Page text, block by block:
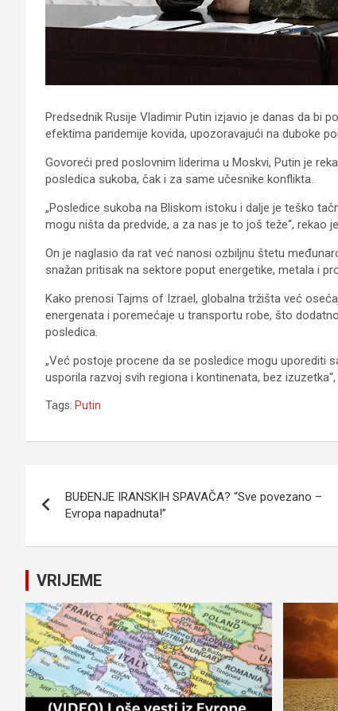
Predsednik Rusije Vladimir Putin izjavio je danas da bi
efektima pandemije kovida, upozoravajući na duboke
Govoreći pred poslovnim liderima u Moskvi, Putin je
posledica sukoba, čak i za same učesnike konflikta.
„Posledice sukoba na Bliskom istoku i dalje je teško
mogu ništa da predvide, a za nas je to još teže“, rekao
On je naglasio da rat već nanosi ozbiljnu štetu
snažan pritisak na sektore poput energetike, metala i
Kako prenosi Tajms of Izrael, globalna tržišta već
energenata i poremećaje u transportu robe, što
posledica.
„Već postoje procene da se posledice mogu uporediti
usporila razvoj svih regiona i kontinenata, bez
Tags: Putin
članaka
BUĐENJE IRANSKIH SPAVAČA? “Sve povezano –
Evropa napadnuta!”
VRIJEME